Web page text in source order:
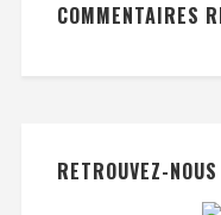
COMMENTAIRES
RETROUVEZ-